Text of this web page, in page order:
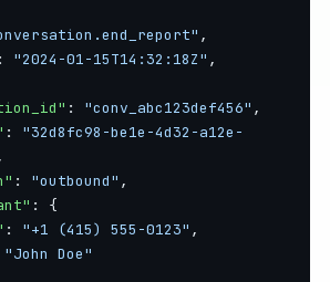
,
: "2024-01-15T14:32:18Z" ,
: "conv_abc123def456" ,
: "32d8fc98-be1e-4d32-a12e-
: "outbound" ,
: {
: "+1 (415) 555-0123" ,
"John Doe"